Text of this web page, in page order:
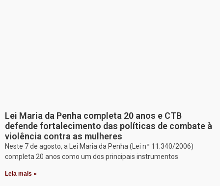
Lei Maria da Penha completa 20 anos e CTB
defende fortalecimento das políticas de combate à
violência contra as mulheres
Neste 7 de agosto, a Lei Maria da Penha (Lei nº 11.340/2006)
completa 20 anos como um dos principais instrumentos
Leia mais »